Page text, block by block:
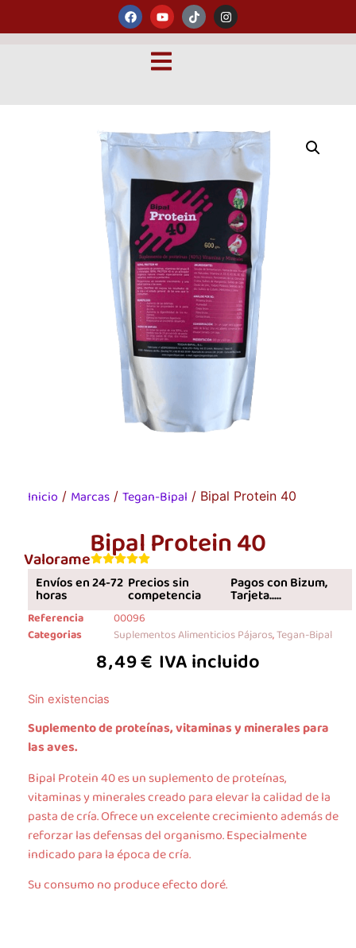
Inicio / Marcas / Tegan-Bipal / Bipal Protein 40
Bipal Protein 40
Valorame
Envíos en 24-72
horas
Precios sin
competencia
Pagos con Bizum,
Tarjeta.....
Referencia
00096
Categorias
Suplementos Alimenticios Pájaros,Tegan-Bipal
8,49€ IVA incluido
Sin existencias
Suplemento de proteínas, vitaminas y minerales para
las aves.
Bipal Protein 40 es un suplemento de proteínas,
vitaminas y minerales creado para elevar la calidad de la
pasta de cría. Ofrece un excelente crecimiento además de
reforzar las defensas del organismo. Especialmente
indicado para la época de cría.
Su consumo no produce efecto doré.